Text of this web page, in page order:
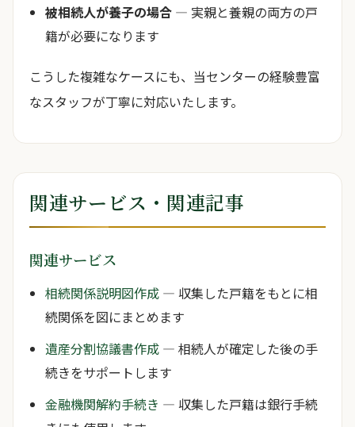
被相続人が養子の場合 — 実親と養親の両方の戸
籍が必要になります
こうした複雑なケースにも、当センターの経験豊富
なスタッフが丁寧に対応いたします。
関連サービス・関連記事
関連サービス
相続関係説明図作成 — 収集した戸籍をもとに相
続関係を図にまとめます
遺産分割協議書作成 — 相続人が確定した後の手
続きをサポートします
金融機関解約手続き — 収集した戸籍は銀行手続